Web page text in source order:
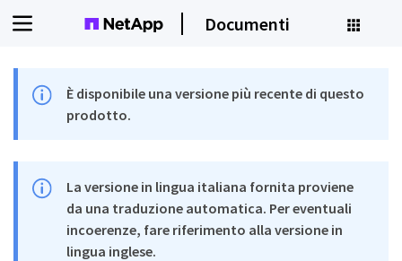
Documenti
È disponibile una versione più recente di questo
prodotto.
La versione in lingua italiana fornita proviene
da una traduzione automatica. Per eventuali
incoerenze, fare riferimento alla versione in
lingua inglese.